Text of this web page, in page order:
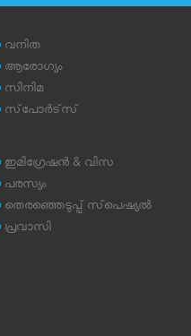
വനിത
ആരോഗ്യം
സിനിമ
സ്‌പോര്‍ട്‌സ്
ഇമിഗ്രേഷന്‍ & വിസ
പരസ്യം
തെരഞ്ഞെടുപ്പ് സ്‌പെഷ്യല്‍
പ്രവാസി